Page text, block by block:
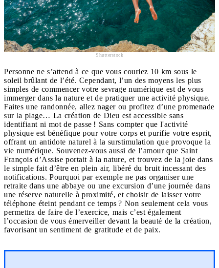
Shutterstock
Personne ne s’attend à ce que vous couriez 10 km sous le
soleil brûlant de l’été. Cependant, l’un des moyens les plus
simples de commencer votre sevrage numérique est de vous
immerger dans la nature et de pratiquer une activité physique.
Faites une randonnée, allez nager ou profitez d’une promenade
sur la plage… La création de Dieu est accessible sans
identifiant ni mot de passe ! Sans compter que l'activité
physique est bénéfique pour votre corps et purifie votre esprit,
offrant un antidote naturel à la surstimulation que provoque la
vie numérique. Souvenez-vous aussi de l’amour que Saint
François d’Assise portait à la nature, et trouvez de la joie dans
le simple fait d’être en plein air, libéré du bruit incessant des
notifications. Pourquoi par exemple ne pas organiser une
retraite dans une abbaye ou une excursion d’une journée dans
une réserve naturelle à proximité, et choisir de laisser votre
téléphone éteint pendant ce temps ? Non seulement cela vous
permettra de faire de l’exercice, mais c’est également
l’occasion de vous émerveiller devant la beauté de la création,
favorisant un sentiment de gratitude et de paix.